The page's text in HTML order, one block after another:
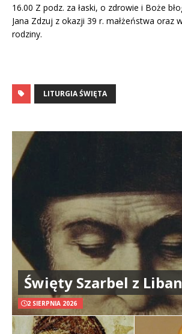
16.00 Z podz. za łaski, o zdrowie i Boże
Jana Zdzuj z okazji 39 r. małżeństwa oraz
rodziny.
LITURGIA ŚWIĘTA
Święty Szarbel z
2 SIERPNIA 2026